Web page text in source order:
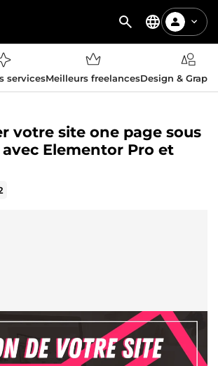
servicesMeilleurs freelancesDesign &
votre site one page sous
Elementor Pro et